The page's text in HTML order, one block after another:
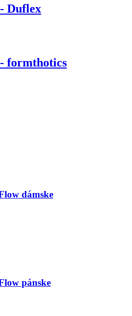
Duflex
formthotics
dámske
pánske